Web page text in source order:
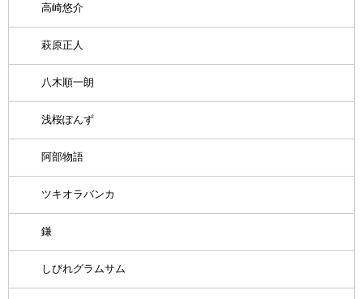
高崎悠介
萩原正人
八木順一朗
浅桜ぽんず
阿部物語
ツキオラバンカ
鎌
しびれグラムサム